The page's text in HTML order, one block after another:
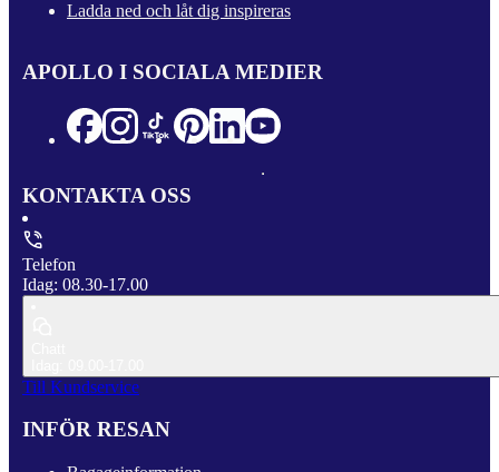
Ladda ned och låt dig inspireras
APOLLO I SOCIALA MEDIER
KONTAKTA OSS
Telefon
Idag: 08.30-17.00
Till Kundservice
INFÖR RESAN